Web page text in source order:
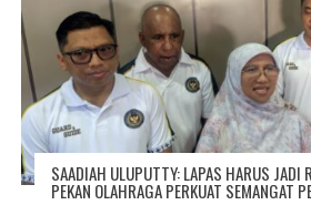
SAADIAH ULUPUTTY: LAPAS HARUS JADI
PEKAN OLAHRAGA PERKUAT SEMANGAT